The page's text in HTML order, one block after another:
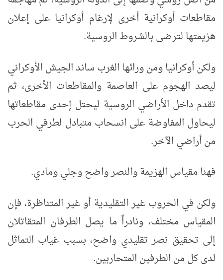
مقاطعات أوكرانية أخرى لإرغام أوكرانيا على إعلان
هزيمتها لترضى بالشروط الروسية.
ولكن أوكرانيا ومن ورائها الغرب ساند الجيش الأوكراني
ليصد الهجوم على العاصمة والمقاطعات الأخرى، ثم
تقدم داخل الأراضي الروسية ليحتل إحدى مقاطعاتها
ليحاول المفاوضة على انسحاب متبادل لطرفي الحرب
من أراضي الآخر.
فهنا مقياس الهزيمة والنصر واضح وجلي ومادي.
ولكن في الحروب غير التقليدية أو غير المتناظرة، فإن
المقياس مختلف، ونادراً ما يصل الطرفان المتقاتلان
إلى تحقيق نصر تقليدي واضح، بسبب غياب التماثل
لدى كل من الطرفين المتحاربين.